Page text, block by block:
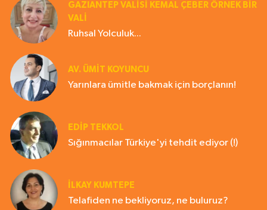
GAZIANTEP VALISI KEMAL ÇEBER ÖRNEK BİR
VALİ
Ruhsal Yolculuk...
AV. ÜMIT KOYUNCU
Yarınlara ümitle bakmak için borçlanın!
EDIP TEKKOL
Sığınmacılar Türkiye'yi tehdit ediyor (!)
İLKAY KUMTEPE
Telafiden ne bekliyoruz, ne buluruz?